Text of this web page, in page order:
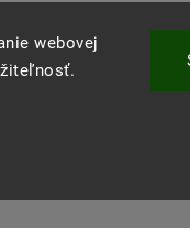
webovej